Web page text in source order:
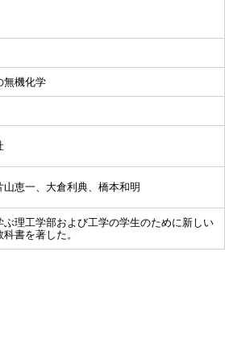
無機化学
山恵一、大倉利典、橋本和明
ぶ理工学部および工学の学生のために新しい
書を著した。